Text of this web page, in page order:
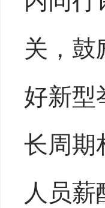
关，
好新型
长周期
人员